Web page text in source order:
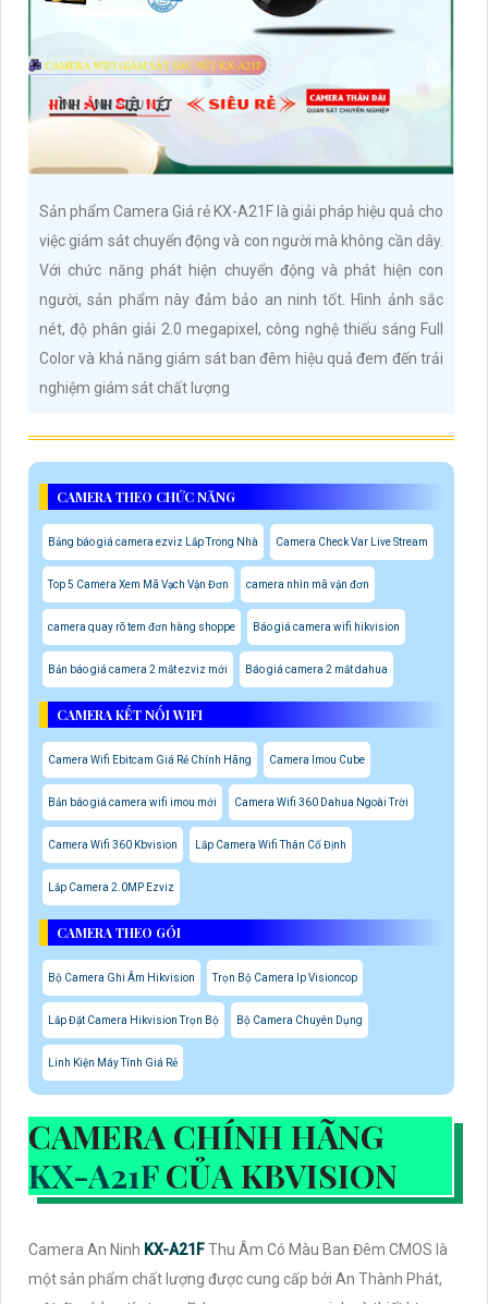
Sản phẩm Camera Giá rẻ KX-A21F là giải pháp hiệu quả cho
việc giám sát chuyển động và con người mà không cần dây.
Với chức năng phát hiện chuyển động và phát hiện con
người, sản phẩm này đảm bảo an ninh tốt. Hình ảnh sắc
nét, độ phân giải 2.0 megapixel, công nghệ thiếu sáng Full
Color và khả năng giám sát ban đêm hiệu quả đem đến trải
nghiệm giám sát chất lượng
CAMERA THEO CHỨC NĂNG
Bảng báo giá camera ezviz Lắp Trong Nhà Camera Check Var Live Stream
Top 5 Camera Xem Mã Vạch Vận Đơn camera nhìn mã vận đơn
camera quay rõ tem đơn hàng shoppe Báo giá camera wifi hikvision
Bản báo giá camera 2 mắt ezviz mới Báo giá camera 2 mắt dahua
CAMERA KẾT NỐI WIFI
Camera Wifi Ebitcam Giá Rẻ Chính Hãng Camera Imou Cube
Bản báo giá camera wifi imou mới Camera Wifi 360 Dahua Ngoài Trời
Camera Wifi 360 Kbvision Lắp Camera Wifi Thân Cố Định
Lắp Camera 2.0MP Ezviz
CAMERA THEO GÓI
Bộ Camera Ghi Âm Hikvision Trọn Bộ Camera Ip Visioncop
Lắp Đặt Camera Hikvision Trọn Bộ Bộ Camera Chuyên Dụng
Linh Kiện Máy Tính Giá Rẻ
CAMERA CHÍNH HÃNG
KX-A21FCỦA KBVISION
Camera An Ninh KX-A21FThu Âm Có Màu Ban Đêm CMOS là
một sản phẩm chất lượng được cung cấp bởi An Thành Phát,